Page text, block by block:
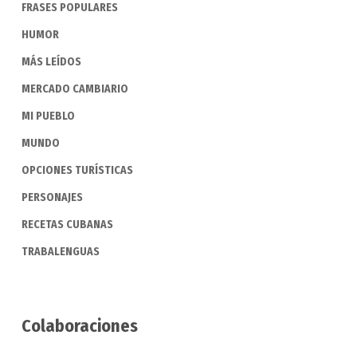
FRASES POPULARES
HUMOR
MÁS LEÍDOS
MERCADO CAMBIARIO
MI PUEBLO
MUNDO
OPCIONES TURÍSTICAS
PERSONAJES
RECETAS CUBANAS
TRABALENGUAS
Colaboraciones